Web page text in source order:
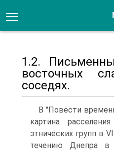
1.2.
восточных
соседях.
В "Повести
картина
этнических групп в
течению Днепра